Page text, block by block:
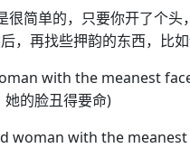
很简单的，只要你开了个头
，再找些押韵的东西，比如
with the meanest
的脸丑得要命)
woman with the